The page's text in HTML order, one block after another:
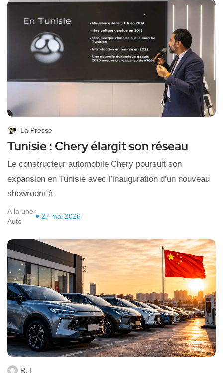
La Presse
Tunisie : Chery élargit son réseau
Le constructeur automobile Chery poursuit son
expansion en Tunisie avec l’inauguration d’un nouveau
showroom à
A la une
Auto
27 mai 2026
R. I